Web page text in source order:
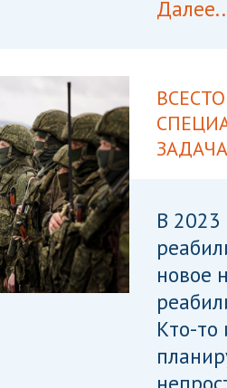
ЗАДАЧА
В 2023
новое
Кто-то